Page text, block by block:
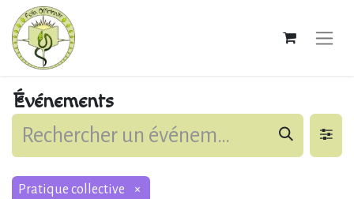
Événements
Pratique collective ×